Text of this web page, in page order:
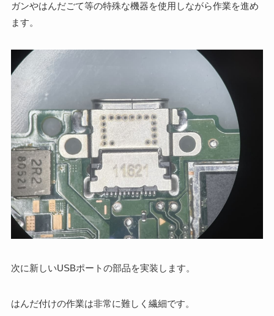
ガンやはんだごて等の特殊な機器を使用しながら作業を進め
ます。
次に新しいUSBポートの部品を実装します。
はんだ付けの作業は非常に難しく繊細です。